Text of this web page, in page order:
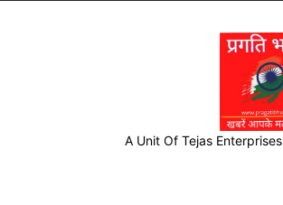
A Unit Of Tejas Enterprises